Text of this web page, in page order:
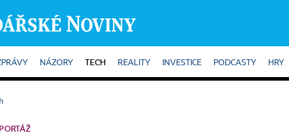
NÁZORY TECH REALITY INVESTICE PODCASTY HRY